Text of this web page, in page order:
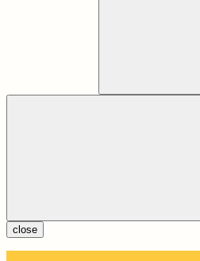
close